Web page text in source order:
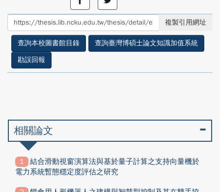
至
facebook
享
至
twitter
複製引用網址
查詢本校圖書館目錄
查詢臺灣博碩士論文知識加值系統
勘誤回報
相關論文
結合滑動視窗演算法與基於量子計算之支持向量機於
電力系統暫態穩定度評估之研究